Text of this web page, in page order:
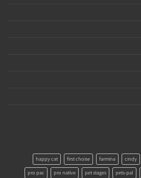
cindy
farmina
first choise
happy cat
pets-pal
pet stages
pro native
pro pac